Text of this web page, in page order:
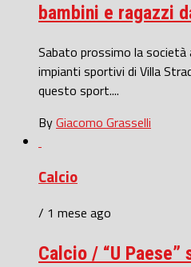
bambini e ragazzi
Sabato prossimo la società
impianti sportivi di Villa
questo sport....
ByGiacomo Grasselli
Calcio
/ 1 mese ago
Calcio / “U